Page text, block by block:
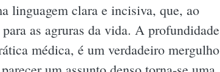
linguagem clara e incisiva, que, ao
as agruras da vida. A profundidade
médica, é um verdadeiro mergulho